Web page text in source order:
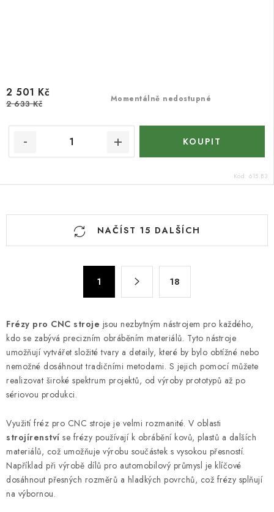
Momentálně nedostupné
2 501 Kč
2 633 Kč
Kód: 615.B3
O
c
í
p
r
v
k
v
ý
p
i
s
NAČÍST 15 DALŠÍCH
á
n
k
o
v
á
í
1 18
Frézy pro CNC stroje jsou nezbytným nástrojem pro každého,
kdo se zabývá precizním obráběním materiálů. Tyto nástroje
umožňují vytvářet složité tvary a detaily, které by bylo obtížné nebo
nemožné dosáhnout tradičními metodami. S jejich pomocí můžete
realizovat široké spektrum projektů, od výroby prototypů až po
sériovou produkci.
Využití fréz pro CNC stroje je velmi rozmanité. V oblasti
strojírenství se frézy používají k obrábění kovů, plastů a dalších
materiálů, což umožňuje výrobu součástek s vysokou přesností.
Například při výrobě dílů pro automobilový průmysl je klíčové
dosáhnout přesných rozměrů a hladkých povrchů, což frézy splňují
na výbornou.